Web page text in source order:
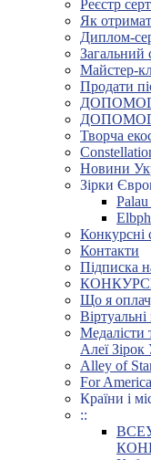
Реєстр
Як
Диплом-
Загальний
Майстер-
Продати
Творча
Новини
Зірки
Конкурсні
Контакти
Підписка
Що я
Медалісти
Алеї Зірок
Alley of
For
Країни і
::